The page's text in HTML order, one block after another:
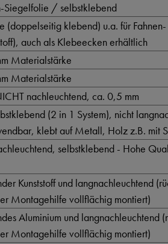
Siegelfolie / selbstklebend
(doppelseitig klebend) u.a. für
auch als Klebeecken erhältlich
Materialstärke
Materialstärke
nachleuchtend, ca. 0,5 mm
(2 in 1 System), nicht
klebt auf Metall, Holz z.B. mit
selbstklebend - Hohe
Kunststoff und langnachleuchtend
Montagehilfe vollflächig montiert)
Aluminium und langnachleuchtend
Montagehilfe vollflächig montiert)